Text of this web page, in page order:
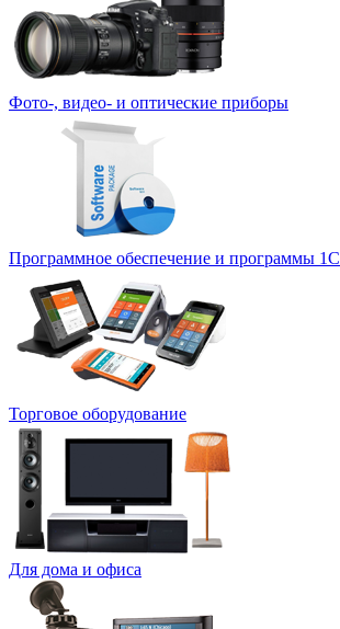
Фото-, видео- и оптические приборы
Программное обеспечение и программы 1С
Торговое оборудование
Для дома и офиса